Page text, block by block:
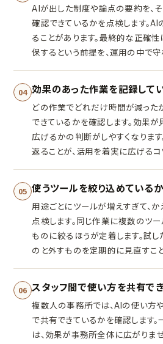
AIが出した制度や論点の要約を、
確認できているかを点検します。
ることがあります。最終的な正確
保するという前提を、運用の中で
04 効果のあった作業を記録して
どの作業でどれだけ時間が減った
できているかを確認します。効果
広げるかの判断がしやすくなりま
返ることが、活用を着実に広げるコ
05 使うツールを絞り込めているか
用途ごとにツールが増えすぎて、
点検します。同じ作業に複数のツ
ものに絞るほうが定着します。試
のと外すものを定期的に見直すこ
06 スタッフ間で使い方を共有で
複数人の事務所では、AIの使い方
で共有できているかを確認します
は、効果が事務所全体に広がりま